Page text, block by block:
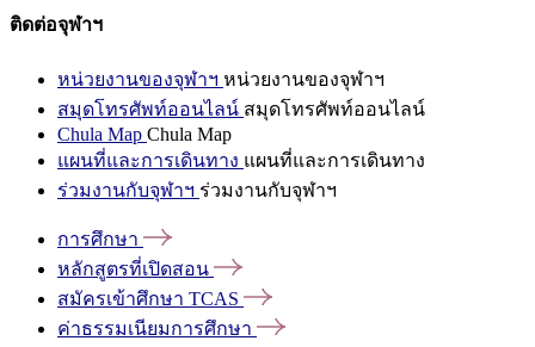
ติดต่อจุฬาฯ
หน่วยงานของจุฬาฯ หน่วยงานของจุฬาฯ
สมุดโทรศัพท์ออนไลน์ สมุดโทรศัพท์ออนไลน์
Chula Map Chula Map
แผนที่และการเดินทาง แผนที่และการเดินทาง
ร่วมงานกับจุฬาฯ ร่วมงานกับจุฬาฯ
การศึกษา
หลักสูตรที่เปิดสอน
สมัครเข้าศึกษา TCAS
ค่าธรรมเนียมการศึกษา